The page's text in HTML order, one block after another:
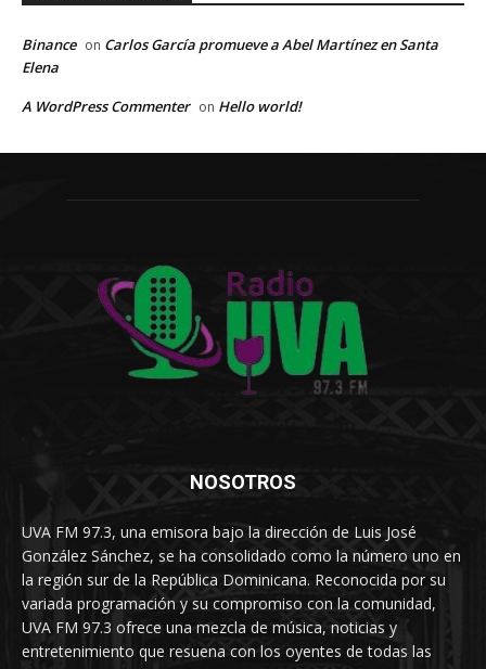
Binance on Carlos García promueve a Abel Martínez en Santa
Elena
A WordPress Commenter on Hello world!
NOSOTROS
UVA FM 97.3, una emisora bajo la dirección de Luis José
González Sánchez, se ha consolidado como la número uno en
la región sur de la República Dominicana. Reconocida por su
variada programación y su compromiso con la comunidad,
UVA FM 97.3 ofrece una mezcla de música, noticias y
entretenimiento que resuena con los oyentes de todas las